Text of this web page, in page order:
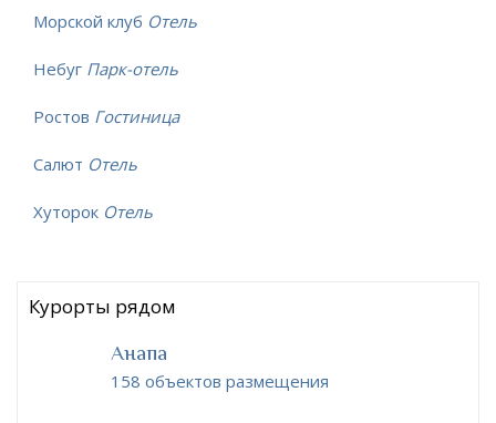
Морской клуб Отель
Небуг Парк-отель
Ростов Гостиница
Салют Отель
Хуторок Отель
Курорты рядом
Анапа
158 объектов размещения